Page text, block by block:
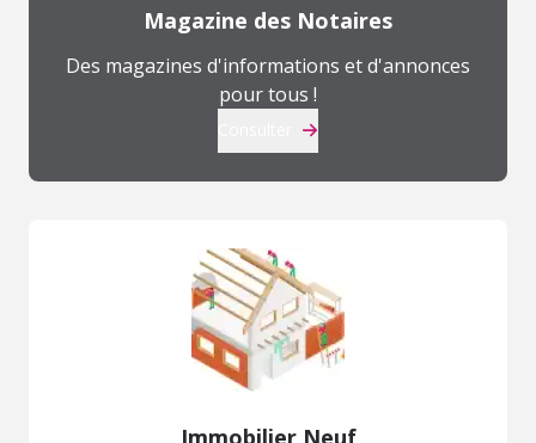
Magazine des Notaires
Des magazines d'informations et d'annonces
pour tous !
Immobilier Neuf